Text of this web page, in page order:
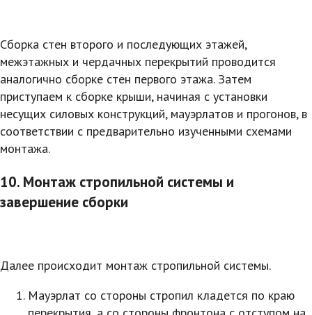
Сборка стен второго и последующих этажей,
межэтажных и чердачных перекрытий проводится
аналогично сборке стен первого этажа. Затем
приступаем к сборке крыши, начиная с установки
несущих силовых конструкций, мауэрлатов и прогонов, в
соответствии с предварительно изученными схемами
монтажа.
10. Монтаж стропильной системы и
завершение сборки
Далее происходит монтаж стропильной системы.
Мауэрлат со стороны стропил кладется по краю